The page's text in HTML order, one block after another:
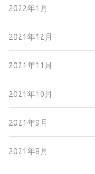
2022年1月
2021年12月
2021年11月
2021年10月
2021年9月
2021年8月